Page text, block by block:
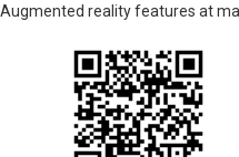
Augmented reality features at